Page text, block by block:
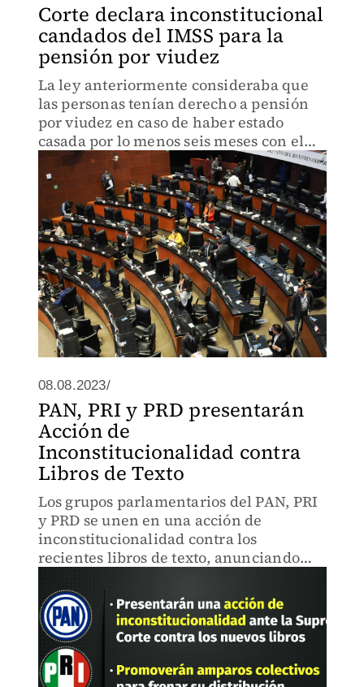
Corte declara inconstitucional
candados del IMSS para la
pensión por viudez
La ley anteriormente consideraba que
las personas tenían derecho a pensión
por viudez en caso de haber estado
casada por lo menos seis meses con el
presunto difunto o a menos que la viuda
o viudo demuestre haber tenido hijos.
08.08.2023/
PAN, PRI y PRD presentarán
Acción de
Inconstitucionalidad contra
Libros de Texto
Los grupos parlamentarios del PAN, PRI
y PRD se unen en una acción de
inconstitucionalidad contra los
recientes libros de texto, anunciando
detener su implementación.